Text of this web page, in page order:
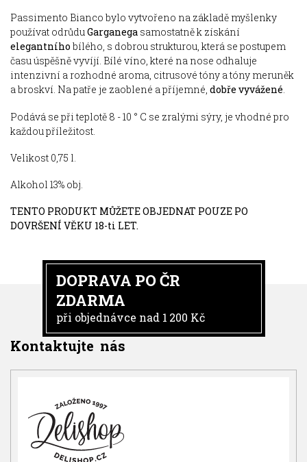
Passimento Bianco bylo vytvořeno na základě myšlenky
používat odrůduGarganega samostatně k získání
elegantního bílého, s dobrou strukturou, která se postupem
času úspěšně vyvíjí. Bílé víno, které na nose odhaluje
intenzivní a rozhodné aroma, citrusové tóny a tóny meruněk
a broskví. Na patře je zaoblené a příjemné, dobře vyvážené.
Podává se při teplotě 8 - 10 ° C se zralými sýry, je vhodné pro
každou příležitost.
Velikost 0,75 l.
Alkohol 13% obj.
TENTO PRODUKT MŮŽETE OBJEDNAT POUZE PO
DOVRŠENÍ VĚKU 18-ti LET.
DOPRAVA PO ČR
ZDARMA
při objednávce nad 1 200 Kč
Kontaktujte nás